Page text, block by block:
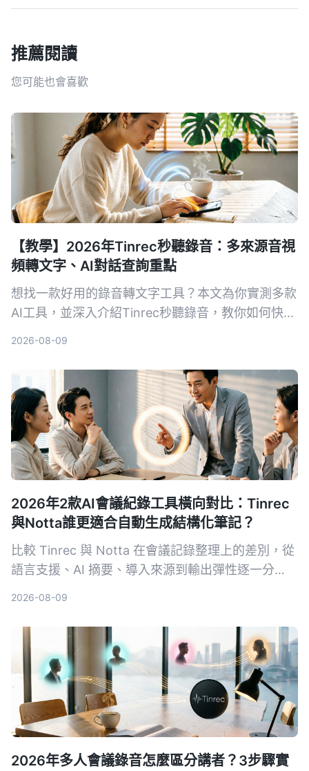
推薦閱讀
您可能也會喜歡
【教學】2026年Tinrec秒聽錄音：多來源音視
頻轉文字、AI對話查詢重點
想找一款好用的錄音轉文字工具？本文為你實測多款
AI工具，並深入介紹Tinrec秒聽錄音，教你如何快速
2026-08-09
2026年2款AI會議紀錄工具橫向對比：Tinrec
與Notta誰更適合自動生成結構化筆記？
比較 Tinrec 與 Notta 在會議記錄整理上的差別，從
語言支援、AI 摘要、導入來源到輸出彈性逐一分
2026-08-09
2026年多人會議錄音怎麼區分講者？3步驟實